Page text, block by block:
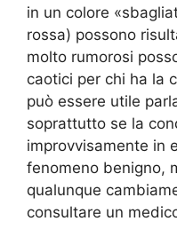
in un colore
rossa) possono
molto rumorosi
caotici per chi ha la
può essere utile
soprattutto se la
improvvisamente in
fenomeno benigno,
qualunque
consultare un